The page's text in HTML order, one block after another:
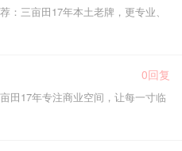
：三亩田17年本土老牌，更专业、
0回复
田17年专注商业空间，让每一寸临